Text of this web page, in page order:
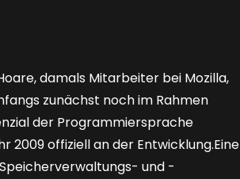
damals Mitarbeiter bei Mozilla,
zunächst noch im Rahmen
der Programmiersprache
offiziell an der Entwicklung.Eine
und -